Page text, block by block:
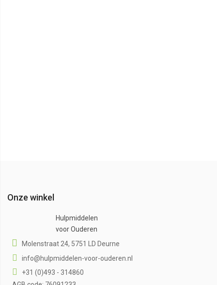
Onze winkel
Hulpmiddelen
voor Ouderen
Molenstraat 24, 5751 LD Deurne
info@hulpmiddelen-voor-ouderen.nl
+31 (0)493 - 314860